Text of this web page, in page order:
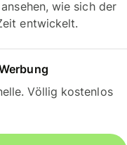
wie sich der
entwickelt.
Völlig kostenlos